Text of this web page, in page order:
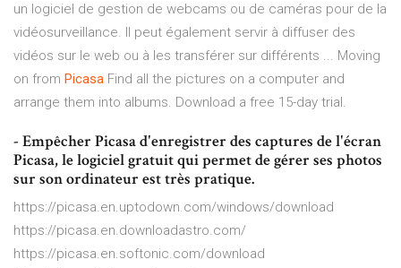
un logiciel de gestion de webcams ou de caméras pour de la
vidéosurveillance. Il peut également servir à diffuser des
vidéos sur le web ou à les transférer sur différents ... Moving
on from Picasa Find all the pictures on a computer and
arrange them into albums. Download a free 15-day trial.
- Empêcher Picasa d'enregistrer des captures de l'écran
Picasa, le logiciel gratuit qui permet de gérer ses photos
sur son ordinateur est très pratique.
https://picasa.en.uptodown.com/windows/download
https://picasa.en.downloadastro.com/
https://picasa.en.softonic.com/download